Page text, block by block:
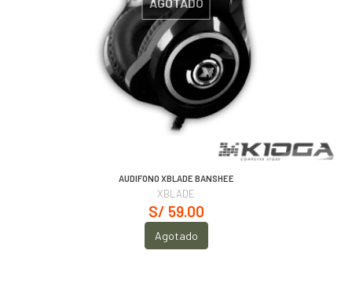
AUDIFONO XBLADE BANSHEE
XBLADE
S/ 59.00
Agotado